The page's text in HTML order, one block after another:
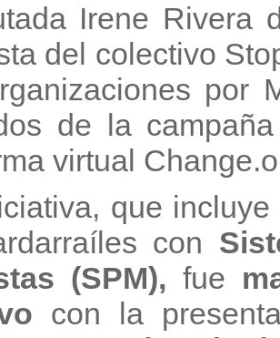
Irene Rivera
del colectivo
por
de la
virtual
que
con
(SPM), fue
con la